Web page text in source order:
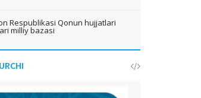
Respublikasi Qonun hujjatlari
milliy bazasi